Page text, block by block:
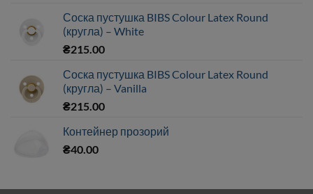
Соска пустушка BIBS Colour Latex Round
(кругла) – White
₴215.00
Соска пустушка BIBS Colour Latex Round
(кругла) – Vanilla
₴215.00
Контейнер прозорий
₴40.00